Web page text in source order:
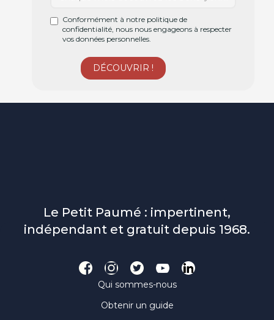
Conformément à notre politique de
confidentialité, nous nous engageons à respecter
vos données personnelles.
Le Petit Paumé : impertinent,
indépendant et gratuit depuis 1968.
Qui sommes-nous
Obtenir un guide